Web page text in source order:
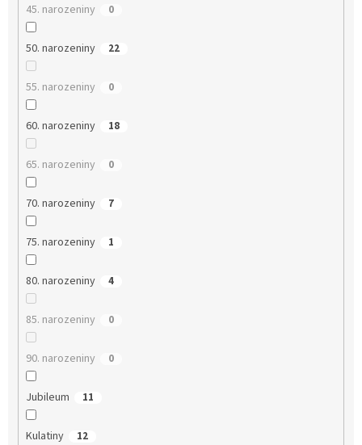
45. narozeniny 0
50. narozeniny 22
55. narozeniny 0
60. narozeniny 18
65. narozeniny 0
70. narozeniny 7
75. narozeniny 1
80. narozeniny 4
85. narozeniny 0
90. narozeniny 0
Jubileum 11
Kulatiny 12